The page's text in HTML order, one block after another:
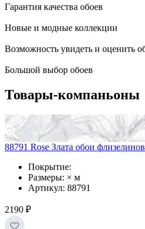
Гарантия качества обоев
Новые и модные коллекции
Возможность увидеть и оценить
Большой выбор обоев
Товары-компаньоны
88791 Rose Злата обои
Покрытие:
Размеры: × м
Артикул: 88791
2190 ₽